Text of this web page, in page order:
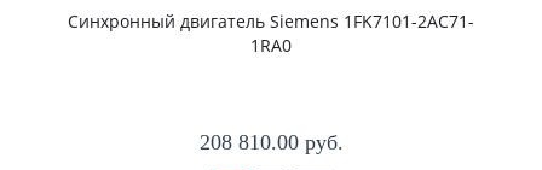
Синхронный двигатель Siemens 1FK7101-2AC71-
1RA0
208 810.00 руб.